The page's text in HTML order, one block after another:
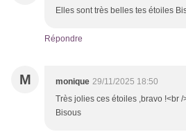
Elles sont très belles tes étoiles
Répondre
M monique 29/11/2025 18:50
Très jolies ces étoiles ,bravo !<br
Bisous